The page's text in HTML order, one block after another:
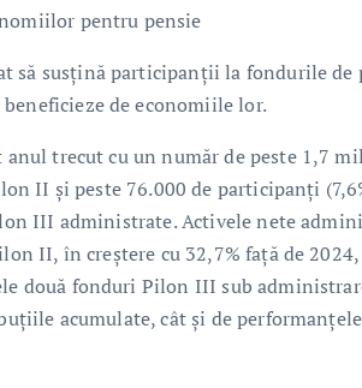
pentru pensie
să susțină participanții la fondurile
beneficieze de economiile lor.
trecut cu un număr de peste 1,7
II și peste 76.000 de participanți
III administrate. Activele nete
II, în creștere cu 32,7% față de
două fonduri Pilon III sub
acumulate, cât și de